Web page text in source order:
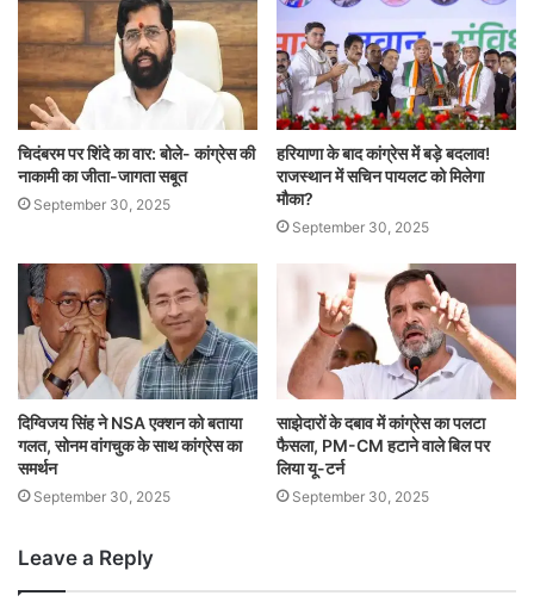
चिदंबरम पर शिंदे का वार: बोले- कांग्रेस की
नाकामी का जीता-जागता सबूत
September 30, 2025
हरियाणा के बाद कांग्रेस में बड़े बदलाव!
राजस्थान में सचिन पायलट को मिलेगा
मौका?
September 30, 2025
दिग्विजय सिंह ने NSA एक्शन को बताया
गलत, सोनम वांगचुक के साथ कांग्रेस का
समर्थन
September 30, 2025
साझेदारों के दबाव में कांग्रेस का पलटा
फैसला, PM-CM हटाने वाले बिल पर
लिया यू-टर्न
September 30, 2025
Leave a Reply